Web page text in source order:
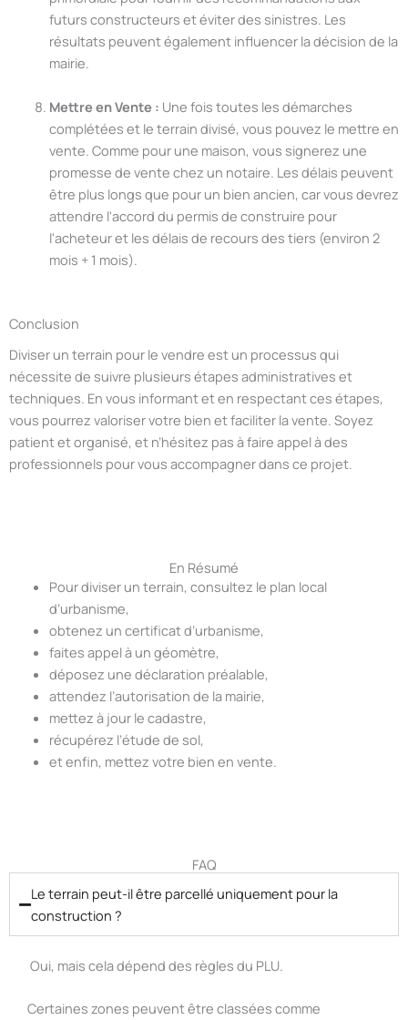
futurs constructeurs et éviter des sinistres. Les
résultats peuvent également influencer la décision de la
mairie.
Mettre en Vente : Une fois toutes les démarches
complétées et le terrain divisé, vous pouvez le mettre en
vente. Comme pour une maison, vous signerez une
promesse de vente chez un notaire. Les délais peuvent
être plus longs que pour un bien ancien, car vous devrez
attendre l'accord du permis de construire pour
l'acheteur et les délais de recours des tiers (environ 2
mois + 1 mois).
Conclusion
Diviser un terrain pour le vendre est un processus qui
nécessite de suivre plusieurs étapes administratives et
techniques. En vous informant et en respectant ces étapes,
vous pourrez valoriser votre bien et faciliter la vente. Soyez
patient et organisé, et n’hésitez pas à faire appel à des
professionnels pour vous accompagner dans ce projet.
En Résumé
Pour diviser un terrain, consultez le plan local
d’urbanisme,
obtenez un certificat d’urbanisme,
faites appel à un géomètre,
déposez une déclaration préalable,
attendez l’autorisation de la mairie,
mettez à jour le cadastre,
récupérez l’étude de sol,
et enfin, mettez votre bien en vente.
FAQ
Le terrain peut-il être parcellé uniquement pour la
construction ?
Oui, mais cela dépend des règles du PLU.
Certaines zones peuvent être classées comme